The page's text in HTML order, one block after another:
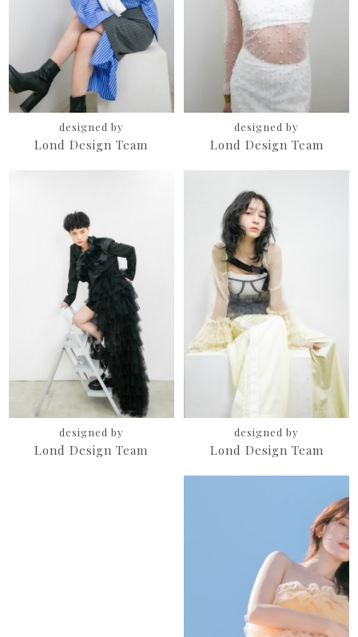
designed by
Lond Design Team
designed by
Lond Design Team
designed by
Lond Design Team
designed by
Lond Design Team